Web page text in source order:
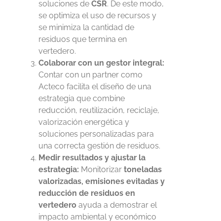
soluciones de CSR. De este modo,
se optimiza el uso de recursos y
se minimiza la cantidad de
residuos que termina en
vertedero.
Colaborar con un gestor integral:
Contar con un partner como
Acteco facilita el diseño de una
estrategia que combine
reducción, reutilización, reciclaje,
valorización energética y
soluciones personalizadas para
una correcta gestión de residuos.
Medir resultados y ajustar la
estrategia: Monitorizar toneladas
valorizadas, emisiones evitadas y
reducción de residuos en
vertedero ayuda a demostrar el
impacto ambiental y económico